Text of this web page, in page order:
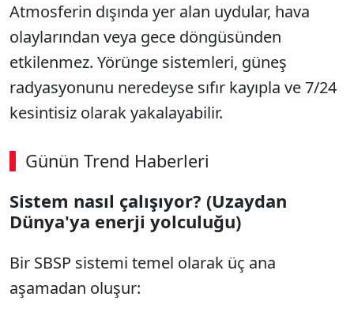
Atmosferin dışında yer alan uydular, hava
olaylarından veya gece döngüsünden
etkilenmez. Yörünge sistemleri, güneş
radyasyonunu neredeyse sıfır kayıpla ve 7/24
kesintisiz olarak yakalayabilir.
Günün Trend Haberleri
00:03 / 09:08
Sistem nasıl çalışıyor? (Uzaydan
Dünya'ya enerji yolculuğu)
Bir SBSP sistemi temel olarak üç ana
aşamadan oluşur: